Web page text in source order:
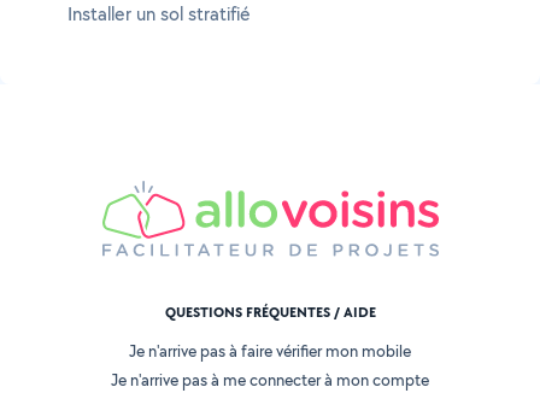
Installer un sol stratifié
QUESTIONS FRÉQUENTES / AIDE
Je n'arrive pas à faire vérifier mon mobile
Je n'arrive pas à me connecter à mon compte